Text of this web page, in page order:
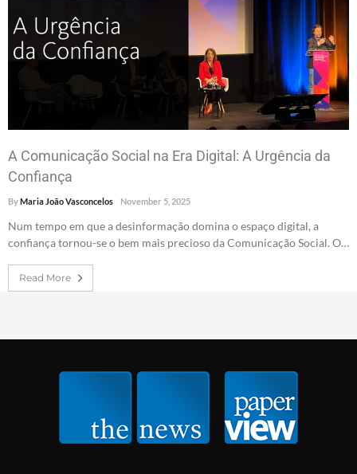
A Comunicação Social na Era Digital: A Urgência da
Confiança
ByMaria João Vasconcelos November 5, 2025
Num tempo em que a desinformação domina o espaço digital, a
confiança tornou-se o bem mais precioso da Comunicação Social. O…
Read More